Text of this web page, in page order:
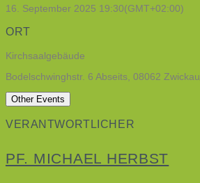
16. September 2025 19:30(GMT+02:00)
ORT
Kirchsaalgebäude
Bodelschwinghstr. 6 Abseits, 08062 Zwickau
Other Events
VERANTWORTLICHER
PF. MICHAEL HERBST